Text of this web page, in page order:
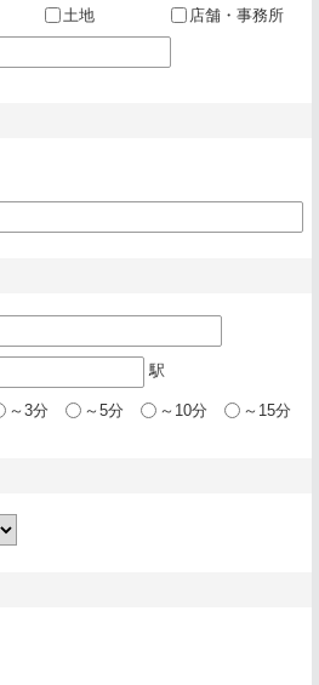
土地
店舗・事務所
駅
～3分 ～5分 ～10分 ～15分